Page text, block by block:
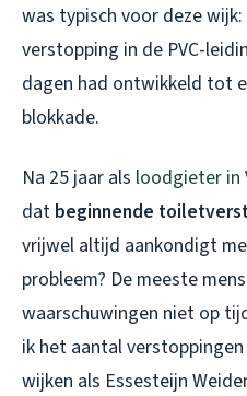
was typisch voor deze
verstopping in de PVC-
dagen had ontwikkeld tot
blokkade.
Na 25 jaar als loodgieter in
dat beginnende
vrijwel altijd aankondigt
probleem? De meeste
waarschuwingen niet op
ik het aantal
wijken als Essesteijn